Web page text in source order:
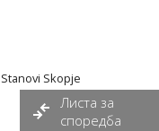
Stanovi Skopje
Листа за
споредба